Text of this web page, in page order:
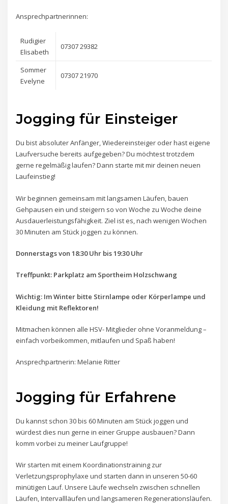
Ansprechpartnerinnen:
Rudigier
Elisabeth
07307 29382
Sommer
Evelyne
07307 21970
Jogging für Einsteiger
Du bist absoluter Anfänger, Wiedereinsteiger oder hast eigene
Laufversuche bereits aufgegeben? Du möchtest trotzdem
gerne regelmäßig laufen? Dann starte mit mir deinen neuen
Laufeinstieg!
Wir beginnen gemeinsam mit langsamen Läufen, bauen
Gehpausen ein und steigern so von Woche zu Woche deine
Ausdauerleistungsfähigkeit. Ziel ist es, nach wenigen Wochen
30 Minuten am Stück joggen zu können.
Donnerstags von 18:30 Uhr bis 19:30 Uhr
Treffpunkt: Parkplatz am Sportheim Holzschwang
Wichtig: Im Winter bitte Stirnlampe oder Körperlampe und
Kleidung mit Reflektoren!
Mitmachen können alle HSV- Mitglieder ohne Voranmeldung –
einfach vorbeikommen, mitlaufen und Spaß haben!
Ansprechpartnerin: Melanie Ritter
Jogging für Erfahrene
Du kannst schon 30 bis 60 Minuten am Stück joggen und
würdest dies nun gerne in einer Gruppe ausbauen? Dann
komm vorbei zu meiner Laufgruppe!
Wir starten mit einem Koordinationstraining zur
Verletzungsprophylaxe und starten dann in unseren 50-60
minütigen Lauf. Unsere Läufe wechseln zwischen schnellen
Läufen, Intervallläufen und langsameren Regenerationsläufen.